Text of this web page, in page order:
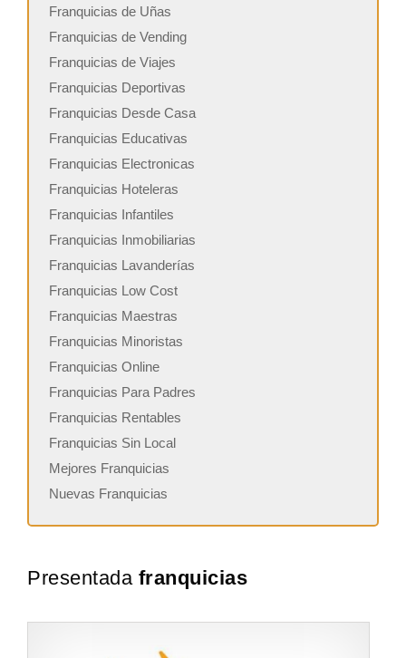
Franquicias de Uñas
Franquicias de Vending
Franquicias de Viajes
Franquicias Deportivas
Franquicias Desde Casa
Franquicias Educativas
Franquicias Electronicas
Franquicias Hoteleras
Franquicias Infantiles
Franquicias Inmobiliarias
Franquicias Lavanderías
Franquicias Low Cost
Franquicias Maestras
Franquicias Minoristas
Franquicias Online
Franquicias Para Padres
Franquicias Rentables
Franquicias Sin Local
Mejores Franquicias
Nuevas Franquicias
Presentada franquicias